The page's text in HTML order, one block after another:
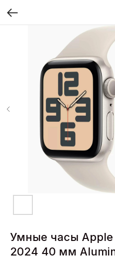
Умные часы Apple
2024 40 мм